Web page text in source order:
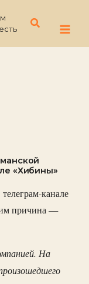
Поиск
«Хибины»
канале
им причина —
На